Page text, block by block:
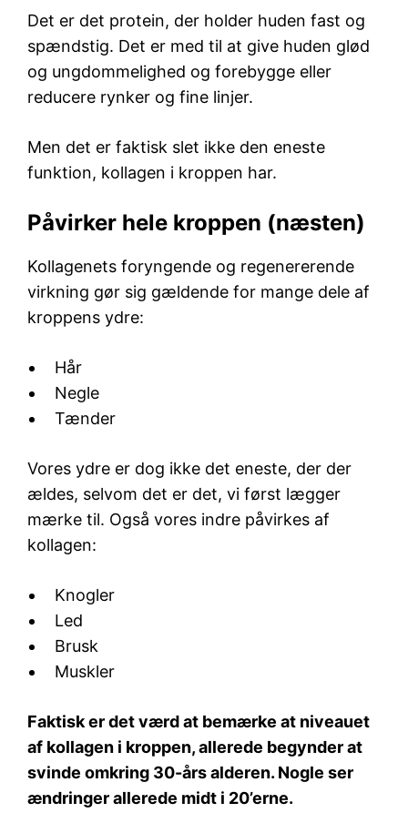
Det er det protein, der holder huden fast og
spændstig. Det er med til at give huden glød
og ungdommelighed og forebygge eller
reducere rynker og fine linjer.
Men det er faktisk slet ikke den eneste
funktion, kollagen i kroppen har.
Påvirker hele kroppen (næsten)
Kollagenets foryngende og regenererende
virkning gør sig gældende for mange dele af
kroppens ydre:
Hår
Negle
Tænder
Vores ydre er dog ikke det eneste, der der
ældes, selvom det er det, vi først lægger
mærke til. Også vores indre påvirkes af
kollagen:
Knogler
Led
Brusk
Muskler
Faktisk er det værd at bemærke at niveauet
af kollagen i kroppen, allerede begynder at
svinde omkring 30-års alderen. Nogle ser
ændringer allerede midt i 20’erne.